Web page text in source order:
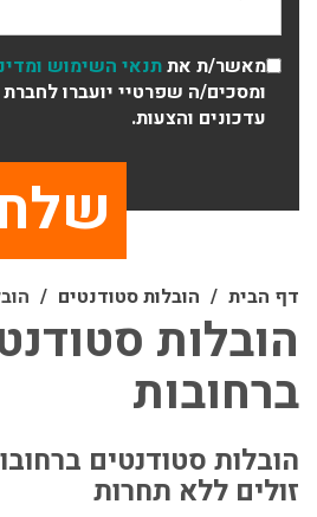
מאשר/ת אתתנאי השימוש
ומסכים/ה שפרטיי יועברו
עדכונים והצעות.
דף הבית הובלות סטודנטים
הובלות
ברחובות
הובלות סטודנטים
זולים ללא תחרות